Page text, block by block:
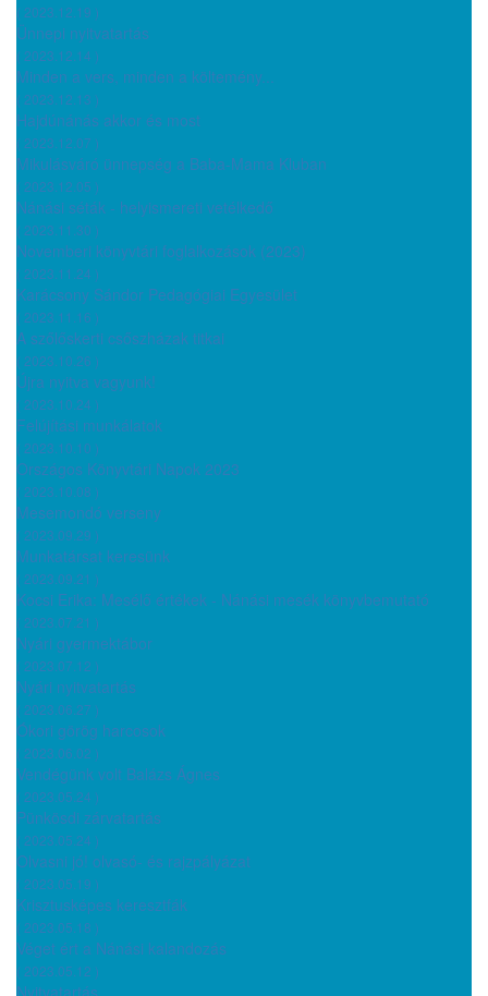
( 2023.12.19 )
Ünnepi nyitvatartás
( 2023.12.14 )
Minden a vers, minden a költemény...
( 2023.12.13 )
Hajdúnánás akkor és most
( 2023.12.07 )
Mikulásváró ünnepség a Baba-Mama Kluban
( 2023.12.05 )
Nánási séták - helyismereti vetélkedő
( 2023.11.30 )
Novemberi könyvtári foglalkozások (2023)
( 2023.11.24 )
Karácsony Sándor Pedagógiai Egyesület
( 2023.11.16 )
A szőlőskerti csőszházak titkai
( 2023.10.26 )
Újra nyitva vagyunk!
( 2023.10.24 )
Felújítási munkálatok
( 2023.10.10 )
Országos Könyvtári Napok 2023
( 2023.10.08 )
Mesemondó verseny
( 2023.09.29 )
Munkatársat keresünk
( 2023.09.21 )
Kocsi Erika: Mesélő értékek - Nánási mesék könyvbemutató
( 2023.07.21 )
Nyári gyermektábor
( 2023.07.12 )
Nyári nyitvatartás
( 2023.06.27 )
Ókori görög harcosok
( 2023.06.02 )
Vendégünk volt Balázs Ágnes
( 2023.05.24 )
Pünkösdi zárvatartás
( 2023.05.24 )
Olvasni jó! olvasó- és rajzpályázat
( 2023.05.19 )
Krisztusképes keresztfák
( 2023.05.18 )
Véget ért a Nánási kalandozás
( 2023.05.12 )
Nyitvatartás